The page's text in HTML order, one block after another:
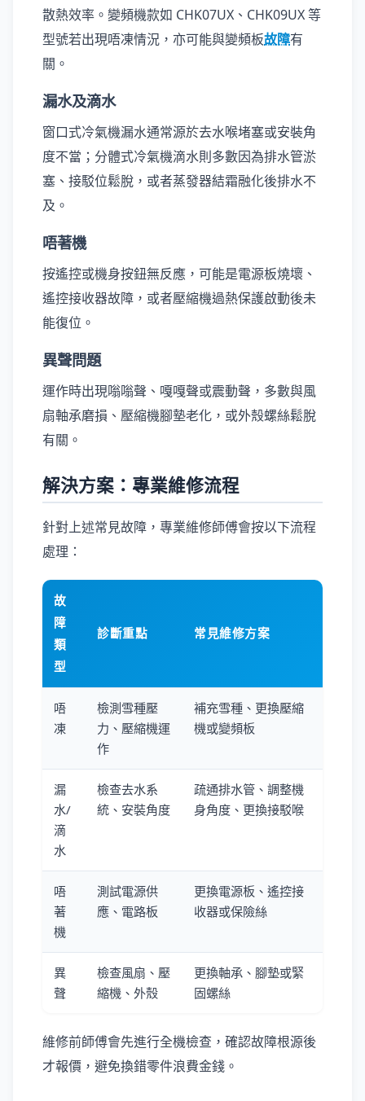
散熱效率。變頻機款如 CHK07UX、CHK09UX 等
型號若出現唔凍情況，亦可能與變頻板故障有
關。
漏水及滴水
窗口式冷氣機漏水通常源於去水喉堵塞或安裝角
度不當；分體式冷氣機滴水則多數因為排水管淤
塞、接駁位鬆脫，或者蒸發器結霜融化後排水不
及。
唔著機
按遙控或機身按鈕無反應，可能是電源板燒壞、
遙控接收器故障，或者壓縮機過熱保護啟動後未
能復位。
異聲問題
運作時出現嗡嗡聲、嘎嘎聲或震動聲，多數與風
扇軸承磨損、壓縮機腳墊老化，或外殼螺絲鬆脫
有關。
解決方案：專業維修流程
針對上述常見故障，專業維修師傅會按以下流程
處理：
故
障
類
型
診斷重點 常見維修方案
唔
凍
檢測雪種壓
力、壓縮機運
作
補充雪種、更換壓縮
機或變頻板
漏
水/
滴
水
檢查去水系
統、安裝角度
疏通排水管、調整機
身角度、更換接駁喉
唔
著
機
測試電源供
應、電路板
更換電源板、遙控接
收器或保險絲
異
聲
檢查風扇、壓
縮機、外殼
更換軸承、腳墊或緊
固螺絲
維修前師傅會先進行全機檢查，確認故障根源後
才報價，避免換錯零件浪費金錢。